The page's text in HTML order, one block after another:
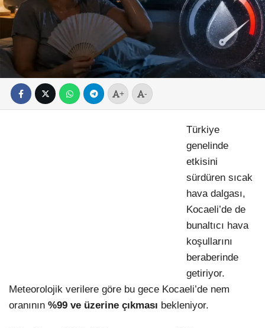
+ -
Türkiye
genelinde
etkisini
sürdüren sıcak
hava dalgası,
Kocaeli’de de
bunaltıcı hava
koşullarını
beraberinde
getiriyor.
Meteorolojik verilere göre bu gece Kocaeli’de nem
oranının %99 ve üzerine çıkması bekleniyor.